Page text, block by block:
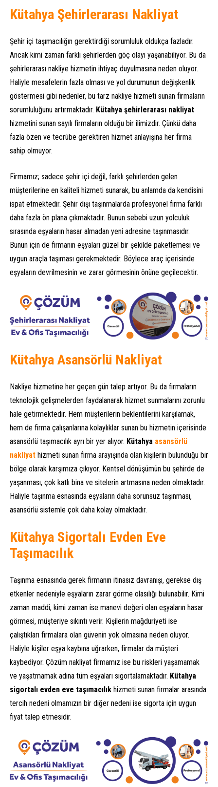
Kütahya Şehirlerarası Nakliyat
Şehir içi taşımacılığın gerektirdiği sorumluluk oldukça fazladır.
Ancak kimi zaman farklı şehirlerden göç olayı yaşanabiliyor. Bu da
şehirlerarası nakliye hizmetin ihtiyaç duyulmasına neden oluyor.
Haliyle mesafelerin fazla olması ve yol durumunun değişkenlik
göstermesi gibi nedenler, bu tarz nakliye hizmeti sunan firmaların
sorumluluğunu artırmaktadır. Kütahya şehirlerarası nakliyat
hizmetini sunan sayılı firmaların olduğu bir ilimizdir. Çünkü daha
fazla özen ve tecrübe gerektiren hizmet anlayışına her firma
sahip olmuyor.
Firmamız; sadece şehir içi değil, farklı şehirlerden gelen
müşterilerine en kaliteli hizmeti sunarak, bu anlamda da kendisini
ispat etmektedir. Şehir dışı taşınmalarda profesyonel firma farklı
daha fazla ön plana çıkmaktadır. Bunun sebebi uzun yolculuk
sırasında eşyaların hasar almadan yeni adresine taşınmasıdır.
Bunun için de firmanın eşyaları güzel bir şekilde paketlemesi ve
uygun araçla taşıması gerekmektedir. Böylece araç içerisinde
eşyaların devrilmesinin ve zarar görmesinin önüne geçilecektir.
Kütahya Asansörlü Nakliyat
Nakliye hizmetine her geçen gün talep artıyor. Bu da firmaların
teknolojik gelişmelerden faydalanarak hizmet sunmalarını zorunlu
hale getirmektedir. Hem müşterilerin beklentilerini karşılamak,
hem de firma çalışanlarına kolaylıklar sunan bu hizmetin içerisinde
asansörlü taşımacılık ayrı bir yer alıyor. Kütahya asansörlü
nakliyat hizmeti sunan firma arayışında olan kişilerin bulunduğu bir
bölge olarak karşımıza çıkıyor. Kentsel dönüşümün bu şehirde de
yaşanması, çok katlı bina ve sitelerin artmasına neden olmaktadır.
Haliyle taşınma esnasında eşyaların daha sorunsuz taşınması,
asansörlü sistemle çok daha kolay olmaktadır.
Kütahya Sigortalı Evden Eve
Taşımacılık
Taşınma esnasında gerek firmanın itinasız davranışı, gerekse dış
etkenler nedeniyle eşyaların zarar görme olasılığı bulunabilir. Kimi
zaman maddi, kimi zaman ise manevi değeri olan eşyaların hasar
görmesi, müşteriye sıkıntı verir. Kişilerin mağduriyeti ise
çalıştıkları firmalara olan güvenin yok olmasına neden oluyor.
Haliyle kişiler eşya kaybına uğrarken, firmalar da müşteri
kaybediyor. Çözüm nakliyat firmamız ise bu riskleri yaşamamak
ve yaşatmamak adına tüm eşyaları sigortalamaktadır. Kütahya
sigortalı evden eve taşımacılık hizmeti sunan firmalar arasında
tercih nedeni olmamızın bir diğer nedeni ise sigorta için uygun
fiyat talep etmesidir.